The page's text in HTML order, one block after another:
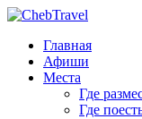
Главная
Афиши
Места
Где
Где